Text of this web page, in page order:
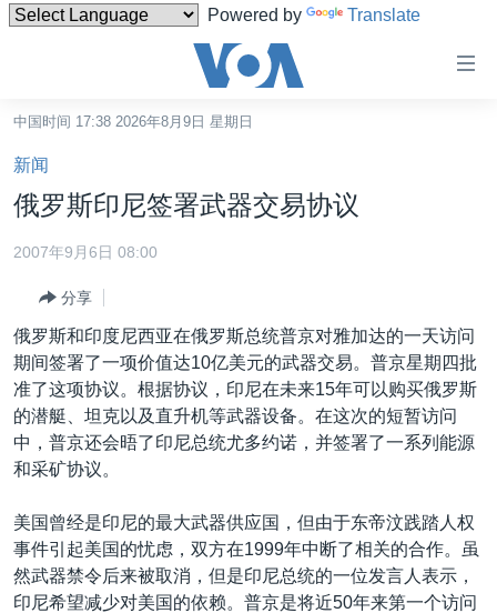
Powered by Translate
碍
链
接
转
跳
转
航
转
到
索
中国
港澳
国际
最新国际新闻
印太
中东
非洲
美洲
分类新闻
经济·金融·贸易
人权·法律·宗教
军事
劳工
美中关系
热点专题
国会报道
美中关系
VOA今日焦点
中文广播
中国时间 17:38 2026年8月9日 星期日
新闻
俄罗斯印尼签署武器交易协议
2007年9月6日 08:00
分享
俄罗斯和印度尼西亚在俄罗斯总统普京对雅加达的一天访问
期间签署了一项价值达10亿美元的武器交易。普京星期四批
准了这项协议。根据协议，印尼在未来15年可以购买俄罗斯
的潜艇、坦克以及直升机等武器设备。在这次的短暂访问
中，普京还会晤了印尼总统尤多约诺，并签署了一系列能源
和采矿协议。
美国曾经是印尼的最大武器供应国，但由于东帝汶践踏人权
事件引起美国的忧虑，双方在1999年中断了相关的合作。虽
然武器禁令后来被取消，但是印尼总统的一位发言人表示，
印尼希望减少对美国的依赖。普京是将近50年来第一个访问